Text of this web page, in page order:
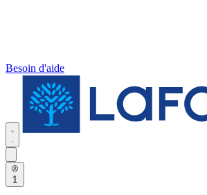
Besoin d'aide
1